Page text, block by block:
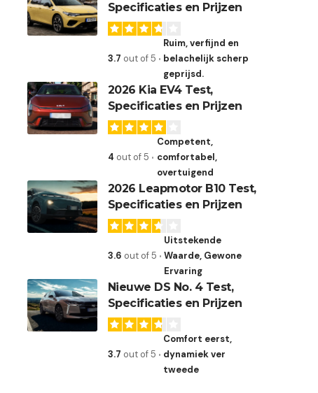
Specificaties en Prijzen
3.7 out of 5
Ruim, verfijnd en
belachelijk scherp
geprijsd.
2026 Kia EV4 Test,
Specificaties en Prijzen
4 out of 5
Competent,
comfortabel,
overtuigend
2026 Leapmotor B10 Test,
Specificaties en Prijzen
3.6 out of 5
Uitstekende
Waarde, Gewone
Ervaring
Nieuwe DS No. 4 Test,
Specificaties en Prijzen
3.7 out of 5
Comfort eerst,
dynamiek ver
tweede